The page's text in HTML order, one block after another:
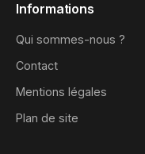
Informations
Qui sommes-nous ?
Contact
Mentions légales
Plan de site